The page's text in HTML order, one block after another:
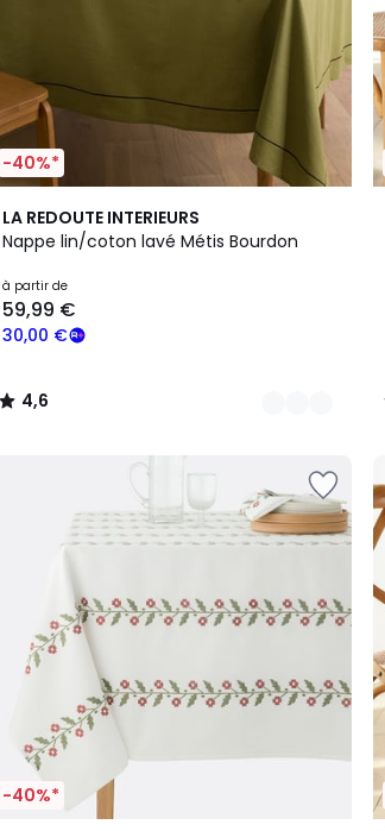
-40%*
LA REDOUTE INTERIEURS
Nappe lin/coton lavé Métis Bourdon
à partir de
30,00 €
59,99 €
4,6
/ 5
7
Couleurs
4,6
/
-40%*